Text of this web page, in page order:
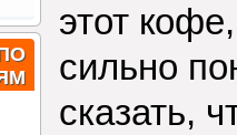
этот
сильно
сказать,